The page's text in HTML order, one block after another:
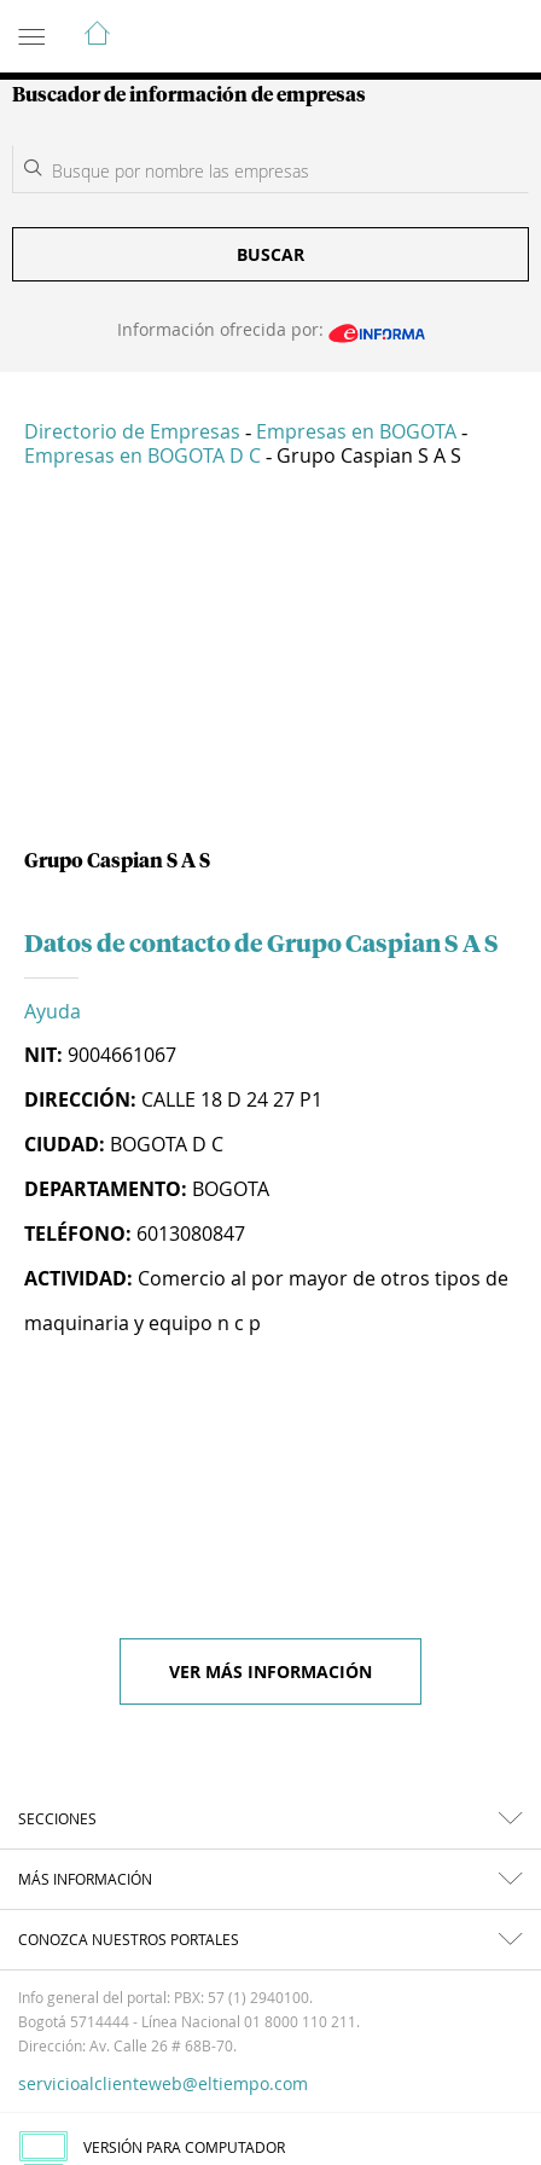
Guía de Empresas Colombianas
Buscador de información de empresas
BUSCAR
Información ofrecida por:
Directorio de Empresas - Empresas en BOGOTA -
Empresas en BOGOTA D C - Grupo Caspian S A S
Grupo Caspian S A S
Datos de contacto de Grupo Caspian S A S
Ayuda
NIT: 9004661067
DIRECCIÓN: CALLE 18 D 24 27 P1
CIUDAD: BOGOTA D C
DEPARTAMENTO: BOGOTA
TELÉFONO: 6013080847
ACTIVIDAD: Comercio al por mayor de otros tipos de
maquinaria y equipo n c p
VER MÁS INFORMACIÓN
SECCIONES
MÁS INFORMACIÓN
CONOZCA NUESTROS PORTALES
Info general del portal: PBX: 57 (1) 2940100.
Bogotá 5714444 - Línea Nacional 01 8000 110 211.
Dirección: Av. Calle 26 # 68B-70.
servicioalclienteweb@eltiempo.com
VERSIÓN PARA COMPUTADOR